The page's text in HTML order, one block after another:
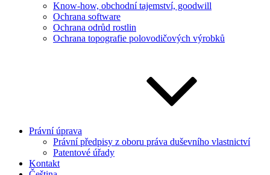
Know-how, obchodní tajemství, goodwill
Ochrana software
Ochrana odrůd rostlin
Ochrana topografie polovodičových výrobků
Právní úprava
Právní předpisy z oboru práva duševního vlastnictví
Patentové úřady
Kontakt